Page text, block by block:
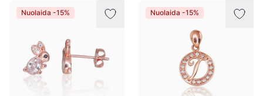
Nuolaida -15% Nuolaida -15%